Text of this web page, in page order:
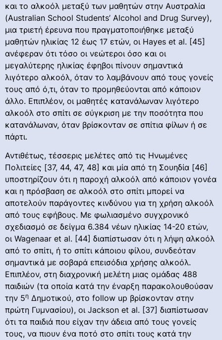
και το αλκοόλ μεταξύ των μαθητών στην Αυστραλία
(Australian School Students’ Alcohol and Drug Survey),
μια τριετή έρευνα που πραγματοποιήθηκε μεταξύ
μαθητών ηλικίας 12 έως 17 ετών, οι Hayes et al. [45]
ανέφεραν ότι τόσο οι νεώτεροι όσο και οι
μεγαλύτερης ηλικίας έφηβοι πίνουν σημαντικά
λιγότερο αλκοόλ, όταν το λαμβάνουν από τους γονείς
τους από ό,τι, όταν το προμηθεύονται από κάποιον
άλλο. Επιπλέον, οι μαθητές κατανάλωναν λιγότερο
αλκοόλ στο σπίτι σε σύγκριση με την ποσότητα που
κατανάλωναν, όταν βρίσκονταν σε σπίτια φίλων ή σε
πάρτι.
Αντιθέτως, τέσσερις μελέτες από τις Ηνωμένες
Πολιτείες [37, 44, 47, 48] και μία από τη Σουηδία [46]
υποστηρίζουν ότι η παροχή αλκοόλ από κάποιον γονέα
και η πρόσβαση σε αλκοόλ στο σπίτι μπορεί να
αποτελούν παράγοντες κινδύνου για τη χρήση αλκοόλ
από τους εφήβους. Με φωλιασμένο συγχρονικό
σχεδιασμό σε δείγμα 6.384 νέων ηλικίας 14-20 ετών,
οι Wagenaar et al. [44] διαπίστωσαν ότι η λήψη αλκοόλ
από το σπίτι, ή το σπίτι κάποιου φίλου, συνδεόταν
σημαντικά με σοβαρά επεισόδια χρήσης αλκοόλ.
Επιπλέον, στη διαχρονική μελέτη μιας ομάδας 488
παιδιών (τα οποία κατά την έναρξη παρακολουθούσαν
την 5η Δημοτικού, στο follow up βρίσκονταν στην
πρώτη Γυμνασίου), οι Jackson et al. [37] διαπίστωσαν
ότι τα παιδιά που είχαν την άδεια από τους γονείς
τους, να πιουν ένα ποτό στο σπίτι τους κατά την